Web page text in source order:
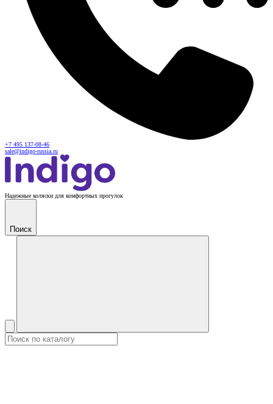
+7 495 137-08-46
sale@indigo-russia.ru
Надежные коляски для комфортных прогулок
Поиск